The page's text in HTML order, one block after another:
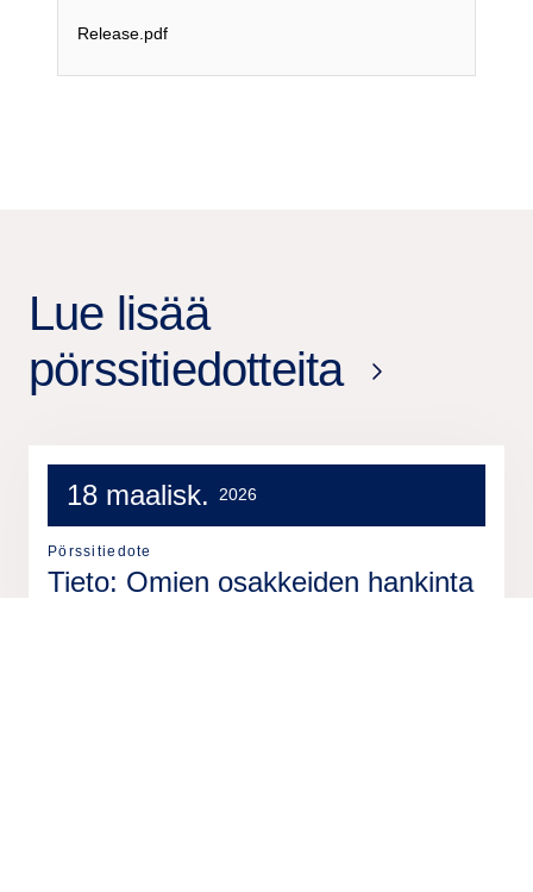
Release.pdf
Lue lisää
pörssitiedotteita
18 maalisk. 2026
Pörssitiedote
Tieto: Omien osakkeiden hankinta